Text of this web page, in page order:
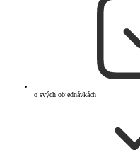
o svých objednávkách